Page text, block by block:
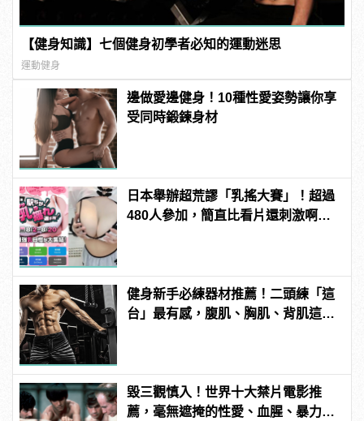
【健身知識】七個健身初學者必知的運動迷思
運動健身
邊做愛邊健身！10種性愛姿勢讓你享
受同時鍛鍊身材
日本舉辦超荒謬「乳搖大賽」！超過
480人參加，簡直比看片還刺激啊！ |
健身新手必練器材推薦！二頭練「這
台」最有感，腹肌、胸肌、背肌這樣
毀三觀慎入！世界十大禁片電影推
薦，毫無遮掩的性愛、血腥、暴力、